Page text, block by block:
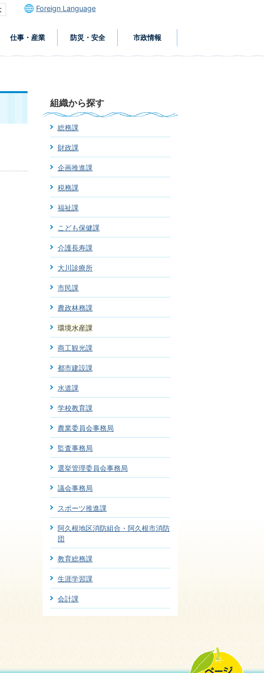
Foreign Language
仕事・産業 防災・安全 市政情報
組織から探す
総務課
財政課
企画推進課
税務課
福祉課
こども保健課
介護長寿課
大川診療所
市民課
農政林務課
環境水産課
商工観光課
都市建設課
水道課
学校教育課
農業委員会事務局
監査事務局
選挙管理委員会事務局
議会事務局
スポーツ推進課
阿久根地区消防組合・阿久根市消防
団
教育総務課
生涯学習課
会計課